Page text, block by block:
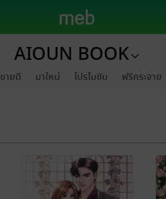
AIOUN BOOK
ขายดี มาใหม่ โปรโมชัน ฟรีกระจาย